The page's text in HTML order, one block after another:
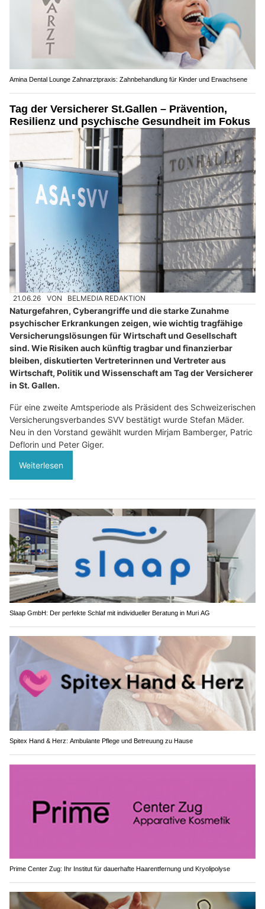
Amina Dental Lounge Zahnarztpraxis: Zahnbehandlung für Kinder und Erwachsene
Tag der Versicherer St.Gallen – Prävention,
Resilienz und psychische Gesundheit im Fokus
21.06.26 VON BELMEDIA REDAKTION
Naturgefahren, Cyberangriffe und die starke Zunahme
psychischer Erkrankungen zeigen, wie wichtig tragfähige
Versicherungslösungen für Wirtschaft und Gesellschaft
sind. Wie Risiken auch künftig tragbar und finanzierbar
bleiben, diskutierten Vertreterinnen und Vertreter aus
Wirtschaft, Politik und Wissenschaft am Tag der Versicherer
in St. Gallen.
Für eine zweite Amtsperiode als Präsident des Schweizerischen
Versicherungsverbandes SVV bestätigt wurde Stefan Mäder.
Neu in den Vorstand gewählt wurden Mirjam Bamberger, Patric
Deflorin und Peter Giger.
Weiterlesen
Slaap GmbH: Der perfekte Schlaf mit individueller Beratung in Muri AG
Spitex Hand & Herz: Ambulante Pflege und Betreuung zu Hause
Prime Center Zug: Ihr Institut für dauerhafte Haarentfernung und Kryolipolyse